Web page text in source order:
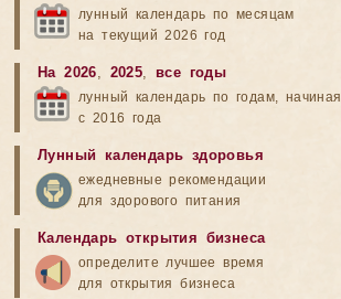
лунный календарь по месяцам
на текущий 2026 год
На 2026, 2025, все годы
лунный календарь по годам, начиная
с 2016 года
Лунный календарь здоровья
ежедневные рекомендации
для здорового питания
Календарь открытия бизнеса
определите лучшее время
для открытия бизнеса